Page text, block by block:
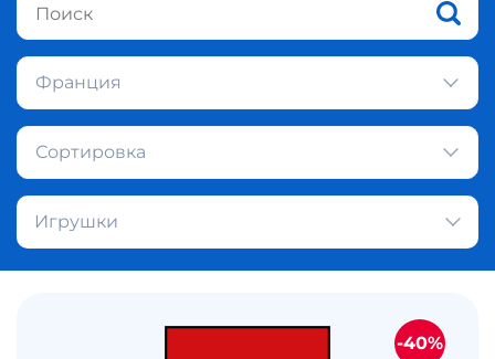
Франция
Сортировка
Игрушки
-40%